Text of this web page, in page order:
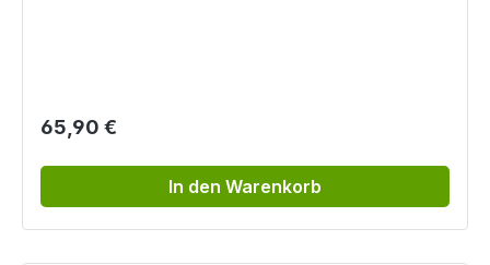
Regulärer Preis:
65,90 €
In den Warenkorb